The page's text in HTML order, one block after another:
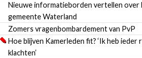
Nieuwe informatieborden vertellen over
gemeente Waterland
Zomers vragenbombardement van PvP
Hoe blijven Kamerleden fit? ‘Ik heb ieder
klachten’